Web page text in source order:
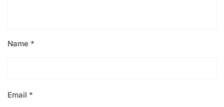
Name *
Email *